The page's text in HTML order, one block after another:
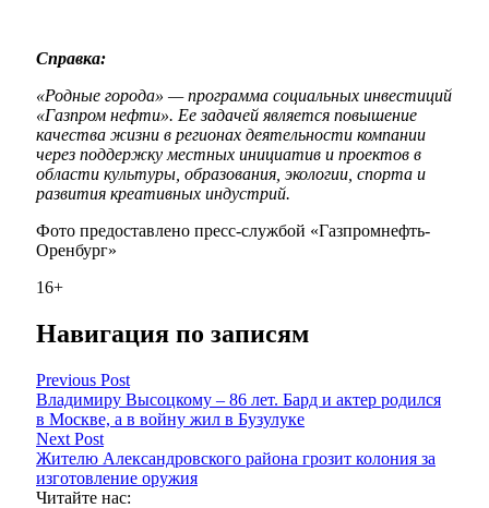
Справка:
«Родные города» — программа социальных инвестиций
«Газпром нефти». Ее задачей является повышение
качества жизни в регионах деятельности компании
через поддержку местных инициатив и проектов в
области культуры, образования, экологии, спорта и
развития креативных индустрий.
Фото предоставлено пресс-службой «Газпромнефть-
Оренбург»
16+
Навигация по записям
Previous Post
Владимиру Высоцкому – 86 лет. Бард и актер родился
в Москве, а в войну жил в Бузулуке
Next Post
Жителю Александровского района грозит колония за
изготовление оружия
Читайте нас: